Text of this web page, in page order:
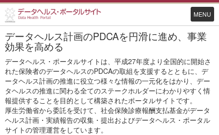
MENU
データヘルス計画のPDCAを円滑に進め、事業
効果を高める
データヘルス・ポータルサイトは、平成27年度より全国的に開始さ
れた保険者のデータヘルスのPDCAの取組を支援するとともに、デ
ータヘルス計画の推進に役立つ様々な情報の一元化をはかり、デー
タヘルスの推進に関わる全てのステークホルダーにわかりやすく情
報提供することを目的として構築されたポータルサイトです。
厚生労働省から委託を受けて、社会保険診療報酬支払基金がデータ
ヘルス計画・実績報告の収集・提出およびデータヘルス・ポータル
サイトの管理運営をしています。